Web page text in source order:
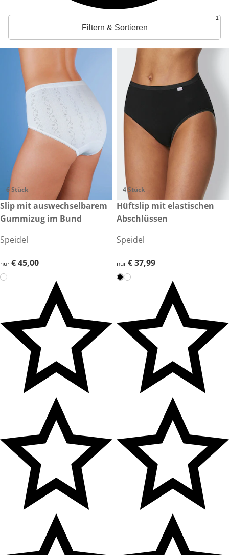
Filtern & Sortieren
1
6 Stück
€ 45,00
Slip mit auswechselbarem
Gummizug im Bund
Speidel
€ 45,00
nur€ 45,00
4 Stück
€ 37,99
Hüftslip mit elastischen
Abschlüssen
Speidel
€ 37,99
nur€ 37,99